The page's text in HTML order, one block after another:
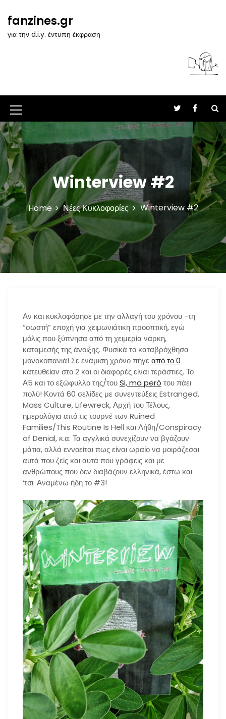
n
n
t
fanzines.gr
για την d.i.y. έντυπη έκφραση
M
e
n
u
I
c
o
n
Winterview #2
Home Νέες Κυκλοφορίες Winterview #2
Αν και κυκλοφόρησε με την αλλαγή του χρόνου -τη
“σωστή” εποχή για χειμωνιάτικη προοπτική, εγώ
μόλις που ξύπνησα από τη χειμερία νάρκη,
καταμεσής της άνοιξης. Φυσικά το καταβρόχθησα
μονοκοπανιά! Σε ενάμιση χρόνο πήγεαπό το 0
κατευθείαν στο 2 και οι διαφορές είναι τεράστιες. Το
Α5 και το εξώφυλλο της/τουSi, ma però του πάει
πολύ! Κοντά 60 σελίδες με συνεντεύξεις Estranged,
Mass Culture, Lifewreck, Αρχή του Τέλους,
ημερολόγια από τις τουρνέ των Ruined
Families/This Routine Is Hell και Λήθη/Conspiracy
of Denial, κ.α. Τα αγγλικά συνεχίζουν να βγάζουν
μάτια, αλλά εννοείται πως είναι ωραίο να μοιράζεσαι
αυτά που ζείς και αυτά που γράφεις και με
ανθρώπους που δεν διαβάζουν ελληνικά, έστω και
‘τσι. Αναμένω ήδη το #3!